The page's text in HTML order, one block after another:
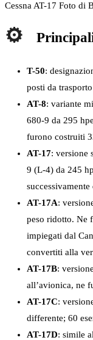
Cessna AT-17 Foto di
T-50:
posti da
AT-8: variante
680-9 da 295
furono costruiti
AT-17: versione
9 (L-4) da 245
AT-17A:
peso ridotto. Ne
impiegati dal
convertiti alla
AT-17B:
all’avionica, ne
AT-17C:
differente; 60
AT-17D: simile